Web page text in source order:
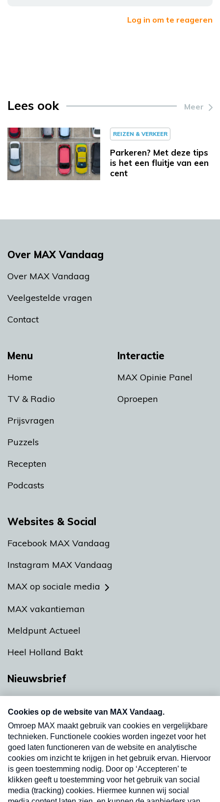
Log in om te reageren
Lees ook Meer
REIZEN & VERKEER
Parkeren? Met deze tips
is het een fluitje van een
cent
Menu
Home
TV & Radio
Prijsvragen
Puzzels
Recepten
Podcasts
Interactie
MAX Opinie Panel
Oproepen
Over MAX Vandaag
Over MAX Vandaag
Veelgestelde vragen
Contact
Websites & Social
Facebook MAX Vandaag
Instagram MAX Vandaag
MAX op sociale media
MAX vakantieman
Meldpunt Actueel
Heel Holland Bakt
Nieuwsbrief
nieuwsbrief. Elke vrijdag- en dinsdagochtend in
uw mailbox.
Verzend